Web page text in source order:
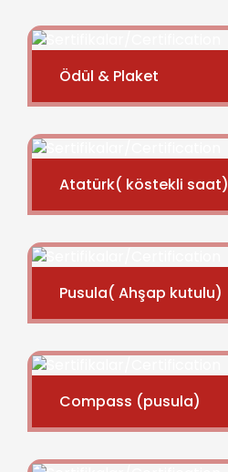
Ödül & Plaket
Atatürk( köstekli saat)
Pusula( Ahşap kutulu)
Compass (pusula)